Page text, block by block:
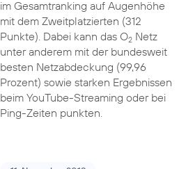
im Gesamtranking auf Augenhöhe
mit dem Zweitplatzierten (312
Punkte). Dabei kann das O2Netz
unter anderem mit der bundesweit
besten Netzabdeckung (99,96
Prozent) sowie starken Ergebnissen
beim YouTube-Streaming oder bei
Ping-Zeiten punkten.